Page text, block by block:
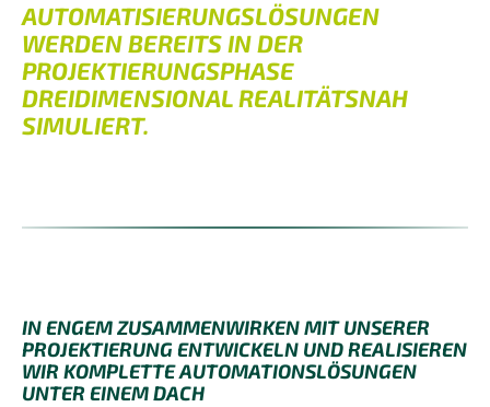
AUTOMATISIERUNGSLÖSUNGEN
WERDEN BEREITS IN DER
PROJEKTIERUNGSPHASE
DREIDIMENSIONAL REALITÄTSNAH
SIMULIERT.
IN ENGEM ZUSAMMENWIRKEN MIT UNSERER
PROJEKTIERUNG ENTWICKELN UND REALISIEREN
WIR KOMPLETTE AUTOMATIONSLÖSUNGEN
UNTER EINEM DACH